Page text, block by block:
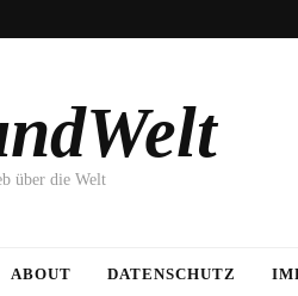
über die Welt
ABOUT DATENSCHUTZ